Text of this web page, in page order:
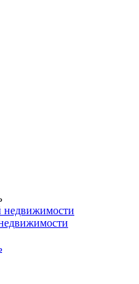
недвижимости